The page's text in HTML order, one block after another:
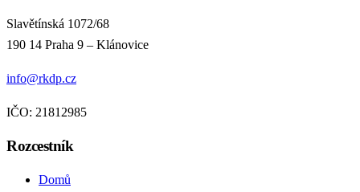
Slavětínská 1072/68
190 14 Praha 9 – Klánovice
info@rkdp.cz
IČO: 21812985
Rozcestník
Domů